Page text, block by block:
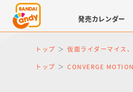
発売カレンダー
トップ 仮面ライダーマイス
トップ CONVERGE